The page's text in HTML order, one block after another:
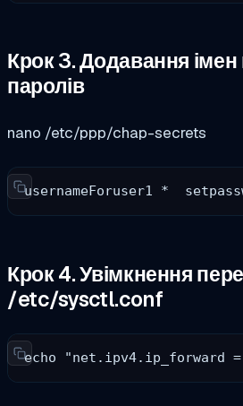
Крок 3. Додавання імен
паролів
nano /etc/ppp/chap-secrets
usernameForuser1 *
Крок 4. Увімкнення
/etc/sysctl.conf
echo "net.ipv4.ip_forward